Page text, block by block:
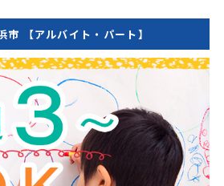
市 【アルバイト・パート】